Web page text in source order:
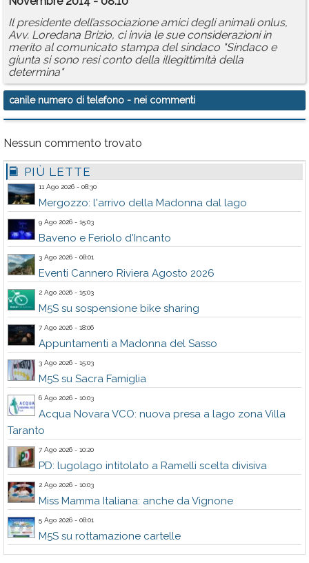
Il presidente dell’associazione amici degli animali onlus,
Avv. Loredana Brizio, ci invia le sue considerazioni in
merito al comunicato stampa del sindaco "Sindaco e
giunta si sono resi conto della illegittimità della
determina"
canile numero di telefono - nei commenti
Nessun commento trovato
PIÙ LETTE
11 Ago 2026 - 08:30
Mergozzo: l'arrivo della Madonna dal lago
9 Ago 2026 - 15:03
Baveno e Feriolo d'Incanto
3 Ago 2026 - 08:01
Eventi Cannero Riviera Agosto 2026
2 Ago 2026 - 15:03
M5S su sospensione bike sharing
7 Ago 2026 - 18:06
Appuntamenti a Madonna del Sasso
3 Ago 2026 - 15:03
M5S su Sacra Famiglia
6 Ago 2026 - 10:03
Acqua Novara VCO: nuova presa a lago zona Villa
Taranto
7 Ago 2026 - 10:20
PD: lugolago intitolato a Ramelli scelta divisiva
2 Ago 2026 - 10:03
Miss Mamma Italiana: anche da Vignone
5 Ago 2026 - 08:01
M5S su rottamazione cartelle